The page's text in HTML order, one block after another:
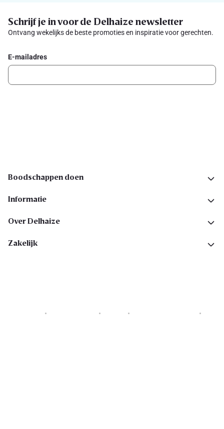
Schrijf je in voor de Delhaize newsletter
Ontvang wekelijks de beste promoties en inspiratie voor gerechten.
E-mailadres
Boodschappen doen
Informatie
Over Delhaize
Zakelijk